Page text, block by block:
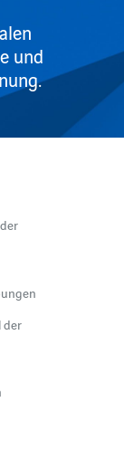
und
der